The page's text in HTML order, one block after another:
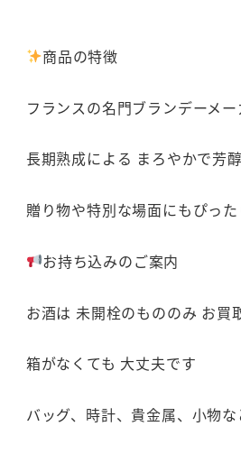
商品の特徴
フランスの名門ブランデーメ
長期熟成による まろやかで芳
贈り物や特別な場面にもぴっ
お持ち込みのご案内
お酒は 未開栓のもののみ お買
箱がなくても 大丈夫です
バッグ、時計、貴金属、小物